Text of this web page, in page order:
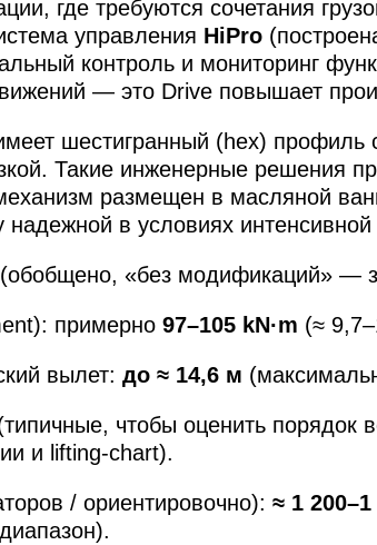
где требуются сочетания
управления HiPro
контроль и мониторинг
— это Drive повышает
шестигранный (hex)
Такие инженерные решения
размещен в масляной
в условиях интенсивной
(обобщено, «без модификаций» —
примерно 97–105 kN·m (≈
вылет: до ≈ 14,6 м
чтобы оценить порядок
и lifting-chart).
/ ориентировочно): ≈ 1 200–1